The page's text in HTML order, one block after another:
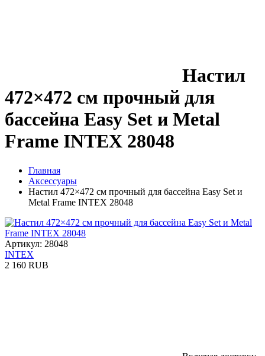
Настил
472×472 см прочный для
бассейна Easy Set и Metal
Frame INTEX 28048
Главная
Аксессуары
Настил 472×472 см прочный для бассейна Easy Set и
Metal Frame INTEX 28048
Артикул: 28048
INTEX
2 160 RUB